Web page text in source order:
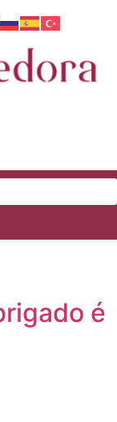
é